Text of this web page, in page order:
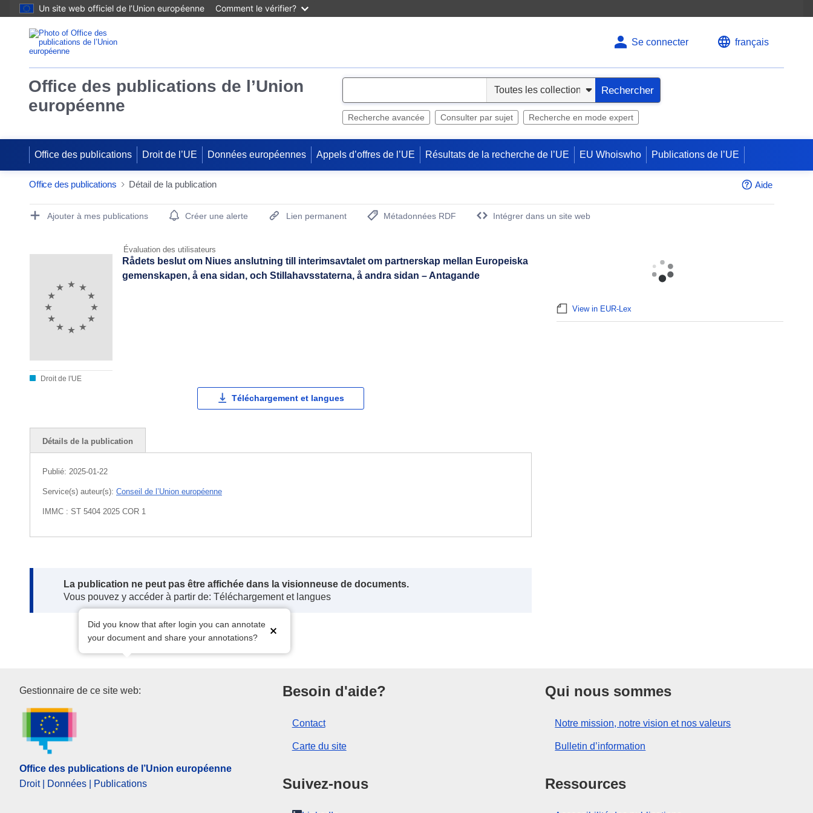
Un site web officiel de l’Union européenne Comment le vérifier?
Se connecter français
Office des publications de l’Union
européenne
e
Rechercher
Recherche avancée Consulter par sujet Recherche en mode expert
Office des publications Droit de l’UE Données européennes Appels d’offres de l’UE Résultats de la recherche de l’UE EU Whoiswho Publications de l’UE
Office des publications Détail de la publication Aide
Publication Detail Actions Portlet
Ajouter à mes publications Créer une alerte Lien permanent
Métadonnées RDF
Intégrer dans un site web
Évaluation des utilisateurs
Droit de l'UE
Rådets beslut om Niues anslutning till interimsavtalet om partnerskap mellan Europeiska
gemenskapen, å ena sidan, och Stillahavsstaterna, å andra sidan – Antagande
Téléchargement et langues
Détails de la publication
Publié: 2025-01-22
Service(s) auteur(s): Conseil de l’Union européenne
IMMC : ST 5404 2025 COR 1
Note:
La publication ne peut pas être affichée dans la visionneuse de documents.
Vous pouvez y accéder à partir de: Téléchargement et langues
Did you know that after login you can annotate
your document and share your annotations?
View in EUR-Lex
Office des publications de l’Union européenne
Gestionnaire de ce site web:
Office des publications de l’Union européenne
Droit | Données | Publications
Besoin d'aide?
Contact
Carte du site
Suivez-nous
Qui nous sommes
Notre mission, notre vision et nos valeurs
Bulletin d’information
Ressources